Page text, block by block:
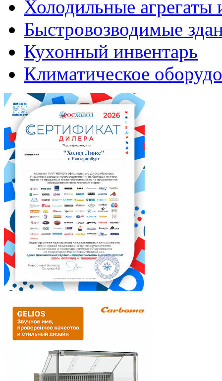
Холодильные агрегаты
Быстровозводимые
Кухонный инвентарь
Климатическое